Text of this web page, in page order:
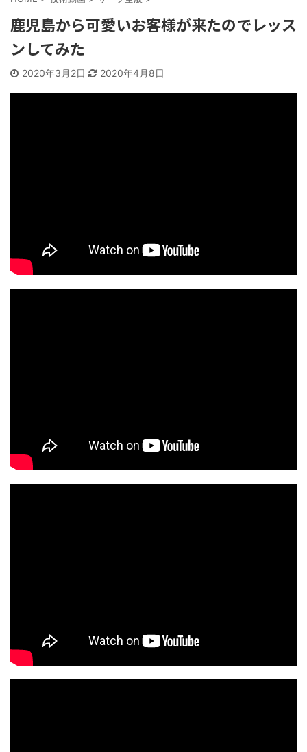
鹿児島から可愛いお客様が来たのでレッス
ンしてみた
2020年3月2日 2020年4月8日